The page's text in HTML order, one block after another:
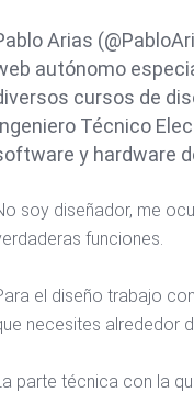
Arias
autónomo
cursos de
Técnico
y hardware
soy diseñador, me
funciones.
el diseño trabajo
necesites alrededor
parte técnica con la